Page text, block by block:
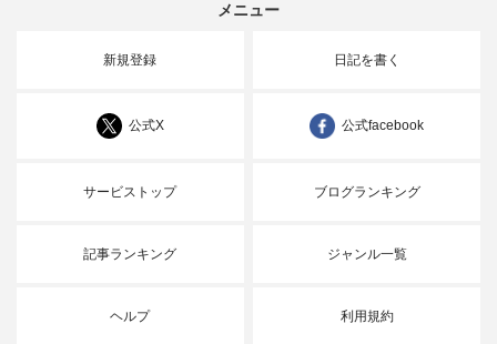
メニュー
新規登録 日記を書く
公式X 公式facebook
サービストップ ブログランキング
記事ランキング ジャンル一覧
ヘルプ 利用規約